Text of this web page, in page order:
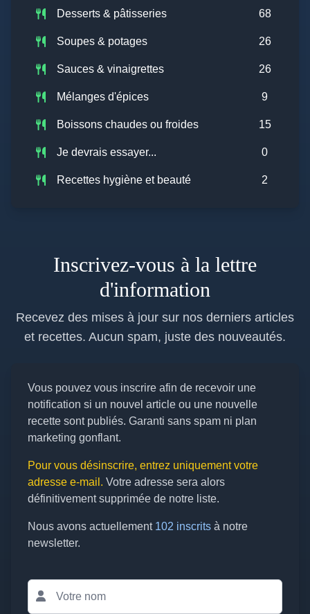
Desserts & pâtisseries 68
Soupes & potages 26
Sauces & vinaigrettes 26
Mélanges d'épices 9
Boissons chaudes ou froides 15
Je devrais essayer... 0
Recettes hygiène et beauté 2
Inscrivez-vous à la lettre
d'information
Recevez des mises à jour sur nos derniers articles
et recettes. Aucun spam, juste des nouveautés.
Vous pouvez vous inscrire afin de recevoir une
notification si un nouvel article ou une nouvelle
recette sont publiés. Garanti sans spam ni plan
marketing gonflant.
Pour vous désinscrire, entrez uniquement votre
adresse e-mail. Votre adresse sera alors
définitivement supprimée de notre liste.
Nous avons actuellement 102 inscrits à notre
newsletter.